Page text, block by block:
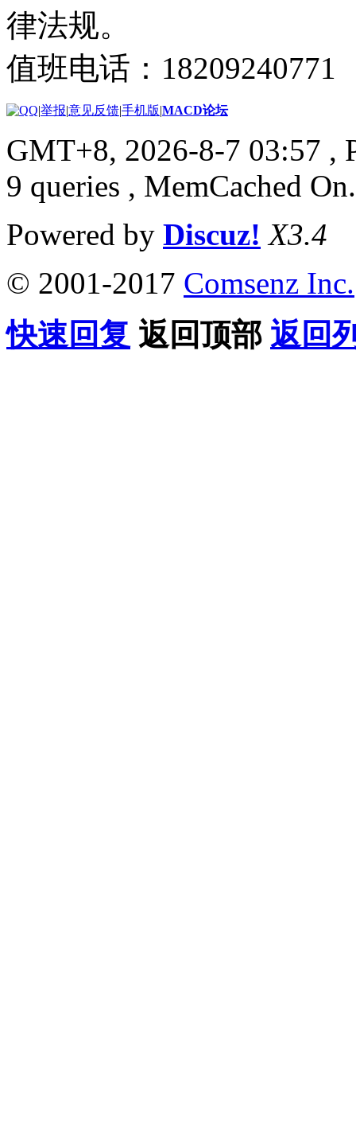
律法规。
值班电话：
|举报|意见反馈|手机版|MACD论坛
GMT+8, 2026-8-7 03:57 ,
9 queries , MemCached On.
Powered by Discuz! X3.4
© 2001-2017 Comsenz Inc.
快速回复 返回顶部 返回